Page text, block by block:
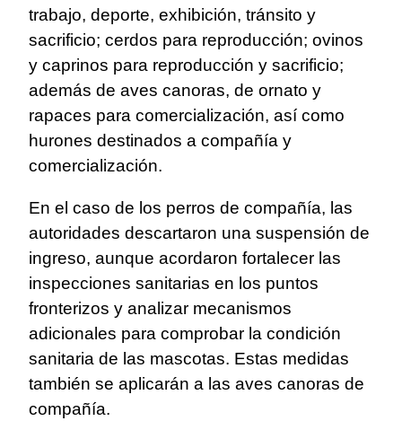
trabajo, deporte, exhibición, tránsito y
sacrificio; cerdos para reproducción; ovinos
y caprinos para reproducción y sacrificio;
además de aves canoras, de ornato y
rapaces para comercialización, así como
hurones destinados a compañía y
comercialización.
En el caso de los perros de compañía, las
autoridades descartaron una suspensión de
ingreso, aunque acordaron fortalecer las
inspecciones sanitarias en los puntos
fronterizos y analizar mecanismos
adicionales para comprobar la condición
sanitaria de las mascotas. Estas medidas
también se aplicarán a las aves canoras de
compañía.